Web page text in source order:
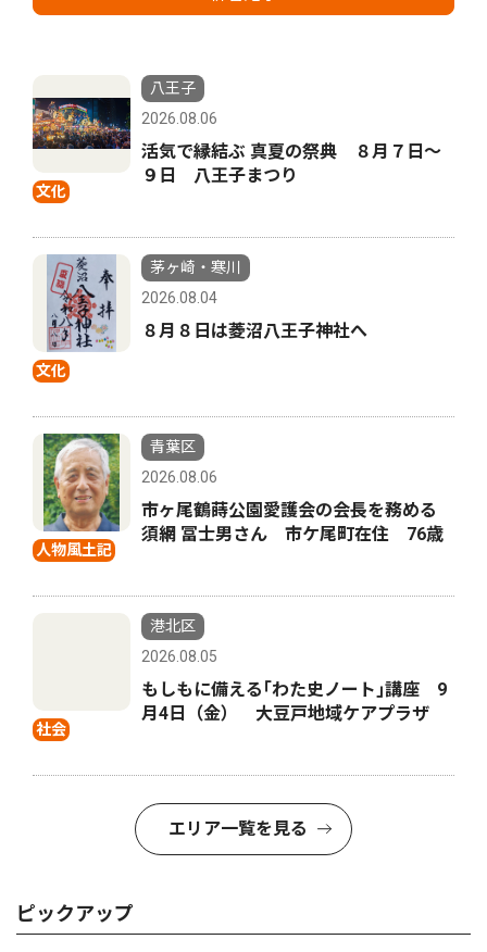
文化
八王子
2026.08.06
活気で縁結ぶ 真夏の祭典 ８月７日〜
９日 八王子まつり
文化
茅ヶ崎・寒川
2026.08.04
８月８日は菱沼八王子神社へ
人物風土記
青葉区
2026.08.06
市ヶ尾鶴蒔公園愛護会の会長を務める
須網 冨士男さん 市ケ尾町在住 76歳
社会
港北区
2026.08.05
もしもに備える｢わた史ノート｣講座 9
月4日（金） 大豆戸地域ケアプラザ
エリア一覧を見る
ピックアップ